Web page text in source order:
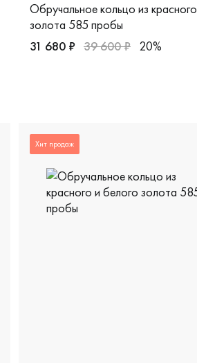
Обручальное кольцо из красного
золота 585 пробы
31 680 ₽ 39 600 ₽ 20%
Хит продаж